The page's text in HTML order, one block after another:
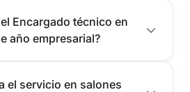
Encargado técnico en
año empresarial?
el servicio en salones